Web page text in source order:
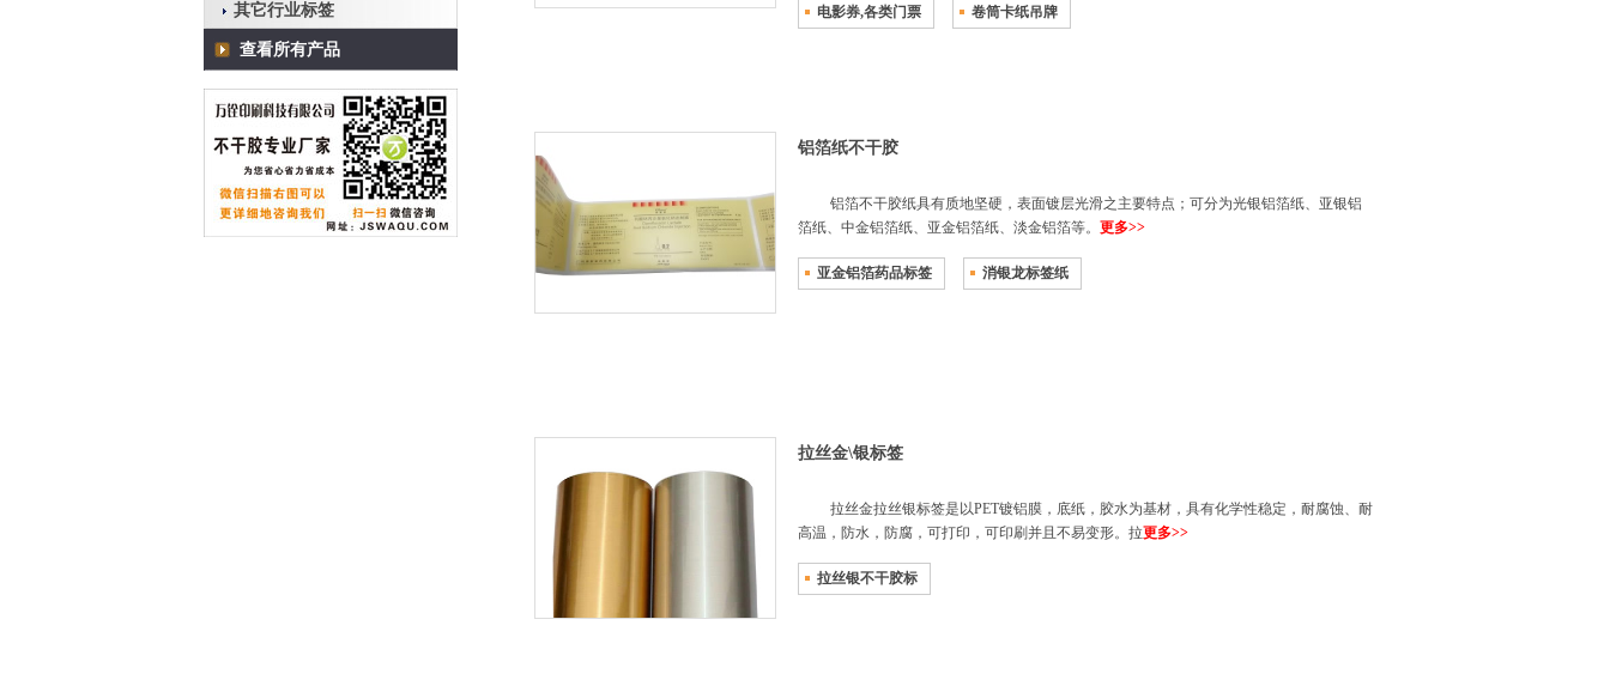
其它行业标签
查看所有产品
电影券,各类门票 卷筒卡纸吊牌
铝箔纸不干胶
铝箔不干胶纸具有质地坚硬，表面镀层光滑之主要特点；可分为光银铝箔纸、亚银铝
箔纸、中金铝箔纸、亚金铝箔纸、淡金铝箔等。 更多>>
亚金铝箔药品标签 消银龙标签纸
拉丝金\银标签
拉丝金拉丝银标签是以PET镀铝膜，底纸，胶水为基材，具有化学性稳定，耐腐蚀、耐
高温，防水，防腐，可打印，可印刷并且不易变形。拉更多>>
拉丝银不干胶标